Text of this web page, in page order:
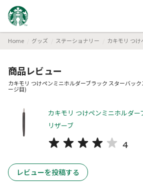
Home グッズ ステーショナリー カキモリ つ
商品レビュー
カキモリ つけペンミニホルダーブラック スターバッ
ージ目)
カキモリ つけペンミニホルダ
リザーブ
4
レビューを投稿する